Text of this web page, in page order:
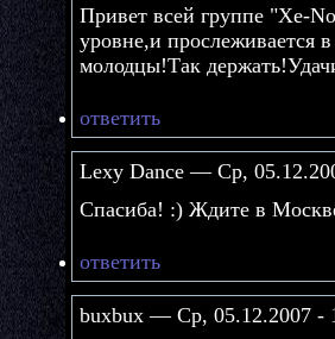
Привет всей группе "Xe-
уровне,и прослеживается
молодцы!Так
ответить
Lexy Dance — Ср,
Спасиба! :) Ждите в
ответить
buxbux — Ср, 05.12.2007 -